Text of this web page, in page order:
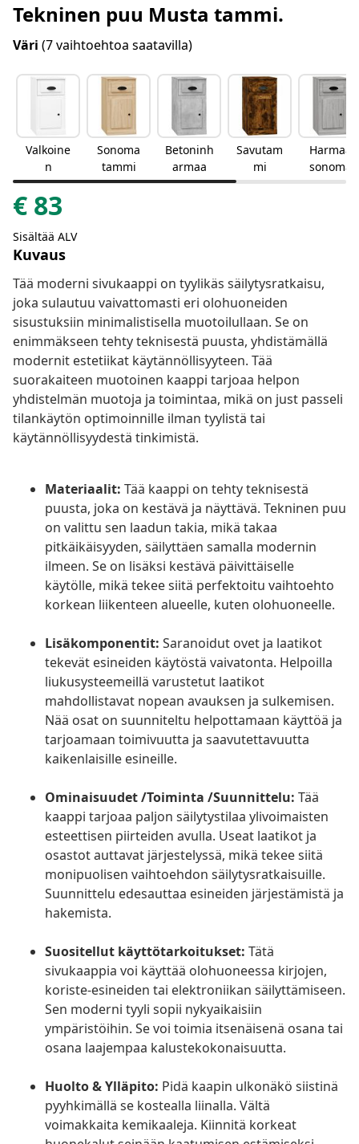
Tekninen puu Musta tammi.
Väri (7 vaihtoehtoa saatavilla)
Valkoine
n
Sonoma
tammi
Betoninh
armaa
Savutam
mi
Harmaa
sonoma
€ 83
Sisältää ALV
Kuvaus
Tää moderni sivukaappi on tyylikäs säilytysratkaisu,
joka sulautuu vaivattomasti eri olohuoneiden
sisustuksiin minimalistisella muotoilullaan. Se on
enimmäkseen tehty teknisestä puusta, yhdistämällä
modernit estetiikat käytännöllisyyteen. Tää
suorakaiteen muotoinen kaappi tarjoaa helpon
yhdistelmän muotoja ja toimintaa, mikä on just passeli
tilankäytön optimoinnille ilman tyylistä tai
käytännöllisyydestä tinkimistä.
Materiaalit: Tää kaappi on tehty teknisestä
puusta, joka on kestävä ja näyttävä. Tekninen puu
on valittu sen laadun takia, mikä takaa
pitkäikäisyyden, säilyttäen samalla modernin
ilmeen. Se on lisäksi kestävä päivittäiselle
käytölle, mikä tekee siitä perfektoitu vaihtoehto
korkean liikenteen alueelle, kuten olohuoneelle.
Lisäkomponentit: Saranoidut ovet ja laatikot
tekevät esineiden käytöstä vaivatonta. Helpoilla
liukusysteemeillä varustetut laatikot
mahdollistavat nopean avauksen ja sulkemisen.
Nää osat on suunniteltu helpottamaan käyttöä ja
tarjoamaan toimivuutta ja saavutettavuutta
kaikenlaisille esineille.
Ominaisuudet /Toiminta /Suunnittelu: Tää
kaappi tarjoaa paljon säilytystilaa ylivoimaisten
esteettisen piirteiden avulla. Useat laatikot ja
osastot auttavat järjestelyssä, mikä tekee siitä
monipuolisen vaihtoehdon säilytysratkaisuille.
Suunnittelu edesauttaa esineiden järjestämistä ja
hakemista.
Suositellut käyttötarkoitukset: Tätä
sivukaappia voi käyttää olohuoneessa kirjojen,
koriste-esineiden tai elektroniikan säilyttämiseen.
Sen moderni tyyli sopii nykyaikaisiin
ympäristöihin. Se voi toimia itsenäisenä osana tai
osana laajempaa kalustekokonaisuutta.
Huolto & Ylläpito: Pidä kaapin ulkonäkö siistinä
pyyhkimällä se kostealla liinalla. Vältä
voimakkaita kemikaaleja. Kiinnitä korkeat